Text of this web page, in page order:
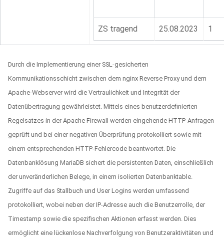
ZS tragend 25.08.2023 1
Durch die Implementierung einer SSL-gesicherten
Kommunikationsschicht zwischen dem nginx Reverse Proxy und dem
Apache-Webserver wird die Vertraulichkeit und Integrität der
Datenübertragung gewährleistet. Mittels eines benutzerdefinierten
Regelsatzes in der Apache Firewall werden eingehende HTTP-Anfragen
geprüft und bei einer negativen Überprüfung protokolliert sowie mit
einem entsprechenden HTTP-Fehlercode beantwortet. Die
Datenbanklösung MariaDB sichert die persistenten Daten, einschließlich
der unveränderlichen Belege, in einem isolierten Datenbanktable.
Zugriffe auf das Stallbuch und User Logins werden umfassend
protokolliert, wobei neben der IP-Adresse auch die Benutzerrolle, der
Timestamp sowie die spezifischen Aktionen erfasst werden. Dies
ermöglicht eine lückenlose Nachverfolgung von Benutzeraktivitäten und